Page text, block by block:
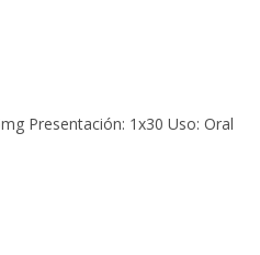
Presentación: 1x30 Uso: Oral